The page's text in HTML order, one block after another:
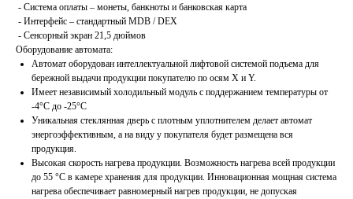
- Система оплаты – монеты, банкноты и банковская карта
- Интерфейс – стандартный MDB / DEX
- Сенсорный экран 21,5 дюймов
Оборудование автомата:
Автомат оборудован интеллектуальной лифтовой системой подъема для
бережной выдачи продукции покупателю по осям X и Y.
Имеет независимый холодильный модуль с поддержанием температуры от
-4°C до -25°C
Уникальная стеклянная дверь с плотным уплотнителем делает автомат
энергоэффективным, а на виду у покупателя будет размещена вся
продукция.
Высокая скорость нагрева продукции. Возможность нагрева всей продукции
до 55 °C в камере хранения для продукции. Инновационная мощная система
нагрева обеспечивает равномерный нагрев продукции, не допуская